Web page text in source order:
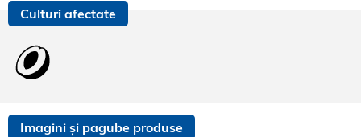
Culturi afectate
Imagini și pagube produse